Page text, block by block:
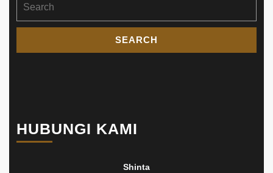
for:
HUBUNGI KAMI
Shinta